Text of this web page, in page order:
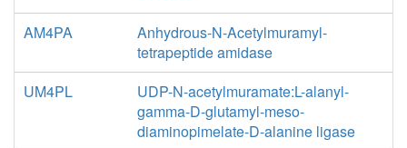
AM4PA
Anhydrous-N-Acetylmuramyl-
tetrapeptide amidase
UM4PL
UDP-N-acetylmuramate:L-alanyl-
gamma-D-glutamyl-meso-
diaminopimelate-D-alanine ligase